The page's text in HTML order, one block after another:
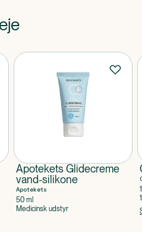
Apotekets Glidecreme
vand-silikone
Apotekets
50 ml
Medicinsk udstyr